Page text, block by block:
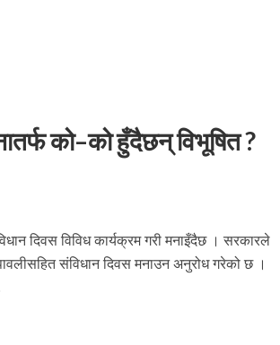
को–को हुँदैछन् विभूषित ?
दिवस विविध कार्यक्रम गरी मनाइँदैछ । सरकारले
संविधान दिवस मनाउन अनुरोध गरेको छ ।